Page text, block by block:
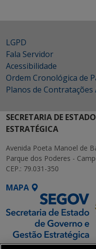
LGPD
Fala Servidor
Acessibilidade
Ordem Cronológica de
Planos de Contratações
SECRETARIA DE
ESTRATÉGICA
Avenida Poeta Manoel de
Parque dos Poderes -
CEP.: 79.031-350
MAPA